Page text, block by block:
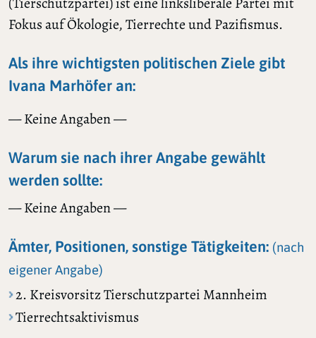
Fokus auf Ökologie, Tierrechte und Pazifismus.
Als ihre wichtigsten politischen Ziele gibt
Ivana Marhöfer an:
— Keine Angaben —
Warum sie nach ihrer Angabe gewählt
werden sollte:
— Keine Angaben —
Ämter, Positionen, sonstige Tätigkeiten: (nach
eigener Angabe)
2. Kreisvorsitz Tierschutzpartei Mannheim
Tierrechtsaktivismus